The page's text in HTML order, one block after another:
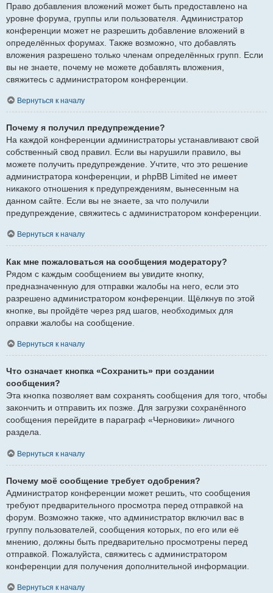
Право добавления вложений может быть предоставлено на
уровне форума, группы или пользователя. Администратор
конференции может не разрешить добавление вложений в
определённых форумах. Также возможно, что добавлять
вложения разрешено только членам определённых групп. Если
вы не знаете, почему не можете добавлять вложения,
свяжитесь с администратором конференции.
Вернуться к началу
Почему я получил предупреждение?
На каждой конференции администраторы устанавливают свой
собственный свод правил. Если вы нарушили правило, вы
можете получить предупреждение. Учтите, что это решение
администратора конференции, и phpBB Limited не имеет
никакого отношения к предупреждениям, вынесенным на
данном сайте. Если вы не знаете, за что получили
предупреждение, свяжитесь с администратором конференции.
Вернуться к началу
Как мне пожаловаться на сообщения модератору?
Рядом с каждым сообщением вы увидите кнопку,
предназначенную для отправки жалобы на него, если это
разрешено администратором конференции. Щёлкнув по этой
кнопке, вы пройдёте через ряд шагов, необходимых для
оправки жалобы на сообщение.
Вернуться к началу
Что означает кнопка «Сохранить» при создании
сообщения?
Эта кнопка позволяет вам сохранять сообщения для того, чтобы
закончить и отправить их позже. Для загрузки сохранённого
сообщения перейдите в параграф «Черновики» личного
раздела.
Вернуться к началу
Почему моё сообщение требует одобрения?
Администратор конференции может решить, что сообщения
требуют предварительного просмотра перед отправкой на
форум. Возможно также, что администратор включил вас в
группу пользователей, сообщения которых, по его или её
мнению, должны быть предварительно просмотрены перед
отправкой. Пожалуйста, свяжитесь с администратором
конференции для получения дополнительной информации.
Вернуться к началу